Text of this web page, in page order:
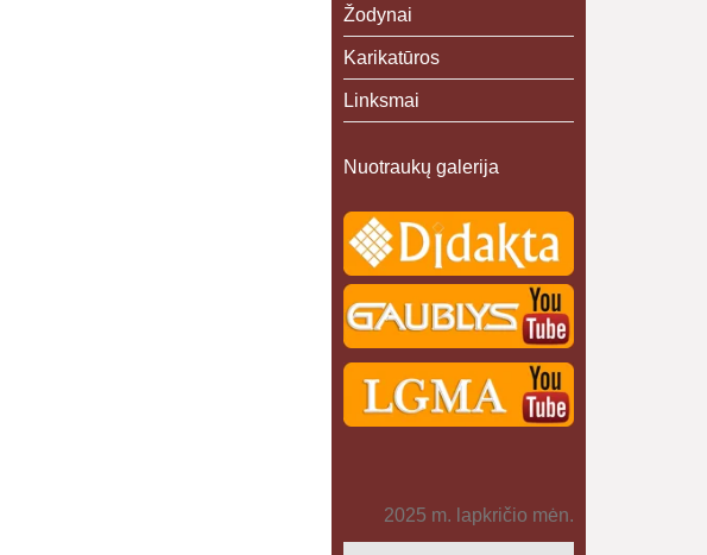
Žodynai
Karikatūros
Linksmai
Nuotraukų galerija
2025 m. lapkričio mėn.